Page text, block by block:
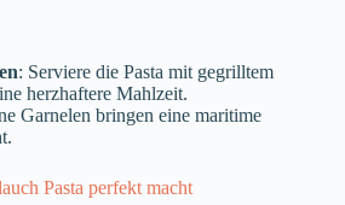
: Serviere die Pasta mit gegrilltem
herzhaftere Mahlzeit.
Garnelen bringen eine maritime
Pasta perfekt macht